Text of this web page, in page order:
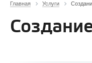
Главная Услуги